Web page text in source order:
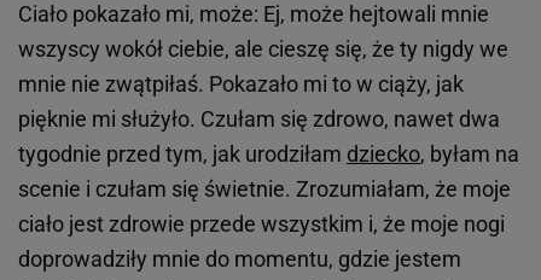
Ciało pokazało mi, może: Ej, może hejtowali mnie
wszyscy wokół ciebie, ale cieszę się, że ty nigdy we
mnie nie zwątpiłaś. Pokazało mi to w ciąży, jak
pięknie mi służyło. Czułam się zdrowo, nawet dwa
tygodnie przed tym, jak urodziłam dziecko, byłam na
scenie i czułam się świetnie. Zrozumiałam, że moje
ciało jest zdrowie przede wszystkim i, że moje nogi
doprowadziły mnie do momentu, gdzie jestem